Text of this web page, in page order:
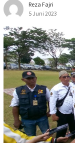
Reza Fajri
5 Juni 2023